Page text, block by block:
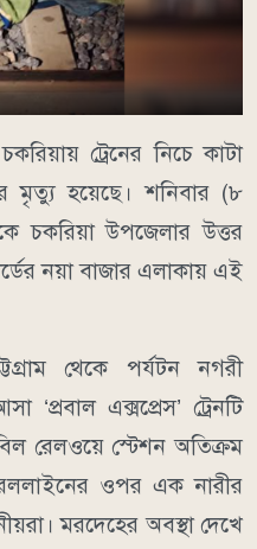
ট্রেনের নিচে কাটা
মৃত্যু হয়েছে। শনিবার (৮
চকরিয়া উপজেলার উত্তর
নয়া বাজার এলাকায় এই
থেকে পর্যটন নগরী
‘প্রবাল এক্সপ্রেস’ ট্রেনটি
রেলওয়ে স্টেশন অতিক্রম
ওপর এক নারীর
মরদেহের অবস্থা দেখে